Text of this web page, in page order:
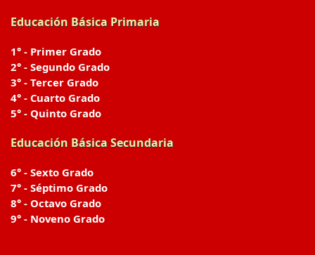
Educación Básica Primaria
1° - Primer Grado
2° - Segundo Grado
3° - Tercer Grado
4° - Cuarto Grado
5° - Quinto Grado
Educación Básica Secundaria
6° - Sexto Grado
7° - Séptimo Grado
8° - Octavo Grado
9° - Noveno Grado